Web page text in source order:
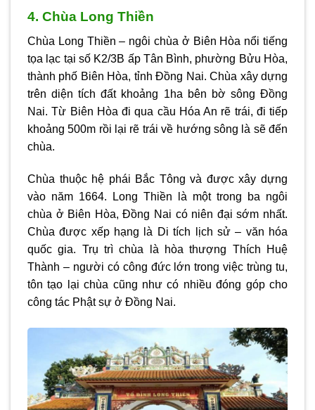
4. Chùa Long Thiền
Chùa Long Thiền – ngôi chùa ở Biên Hòa nổi tiếng
tọa lạc tại số K2/3B ấp Tân Bình, phường Bửu Hòa,
thành phố Biên Hòa, tỉnh Đồng Nai. Chùa xây dựng
trên diện tích đất khoảng 1ha bên bờ sông Đồng
Nai. Từ Biên Hòa đi qua cầu Hóa An rẽ trái, đi tiếp
khoảng 500m rồi lại rẽ trái về hướng sông là sẽ đến
chùa.
Chùa thuộc hệ phái Bắc Tông và được xây dựng
vào năm 1664. Long Thiền là một trong ba ngôi
chùa ở Biên Hòa, Đồng Nai có niên đại sớm nhất.
Chùa được xếp hạng là Di tích lịch sử – văn hóa
quốc gia. Trụ trì chùa là hòa thượng Thích Huệ
Thành – người có công đức lớn trong việc trùng tu,
tôn tạo lại chùa cũng như có nhiều đóng góp cho
công tác Phật sự ở Đồng Nai.